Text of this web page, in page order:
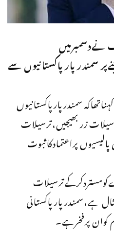
نےدسمبرمیں
سمندر پارپاکستانیوں سے
سمندرپارپاکستانیوں
ڈالرترسیلات زر بھیجیں،ترسیلات
پالیسیوں پراعتمادکاثبوت
ہے،سمندر پار پاکستانی
کوان پرفخرہے۔